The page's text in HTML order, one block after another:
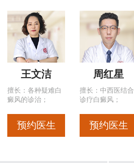
王文洁
擅长：各种疑难白
癜风的诊治；
预约医生
周红星
擅长：中西医结合
诊疗白癜风；
预约医生